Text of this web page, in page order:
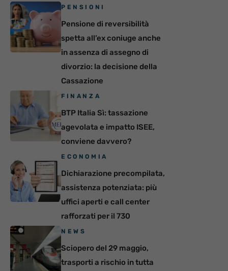
PENSIONI
Pensione di reversibilità
spetta all’ex coniuge anche
in assenza di assegno di
divorzio: la decisione della
Cassazione
FINANZA
BTP Italia Sì: tassazione
agevolata e impatto ISEE,
conviene davvero?
ECONOMIA
Dichiarazione precompilata,
assistenza potenziata: più
uffici aperti e call center
rafforzati per il 730
NEWS
Sciopero del 29 maggio,
trasporti a rischio in tutta